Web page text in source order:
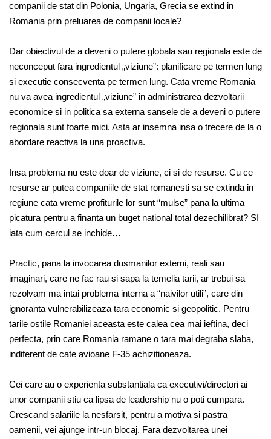
companii de stat din Polonia, Ungaria, Grecia se extind in
Romania prin preluarea de companii locale?
Dar obiectivul de a deveni o putere globala sau regionala este de
neconceput fara ingredientul „viziune”: planificare pe termen lung
si executie consecventa pe termen lung. Cata vreme Romania
nu va avea ingredientul „viziune” in administrarea dezvoltarii
economice si in politica sa externa sansele de a deveni o putere
regionala sunt foarte mici. Asta ar insemna insa o trecere de la o
abordare reactiva la una proactiva.
Insa problema nu este doar de viziune, ci si de resurse. Cu ce
resurse ar putea companiile de stat romanesti sa se extinda in
regiune cata vreme profiturile lor sunt “mulse” pana la ultima
picatura pentru a finanta un buget national total dezechilibrat? SI
iata cum cercul se inchide…
Practic, pana la invocarea dusmanilor externi, reali sau
imaginari, care ne fac rau si sapa la temelia tarii, ar trebui sa
rezolvam ma intai problema interna a “naivilor utili”, care din
ignoranta vulnerabilizeaza tara economic si geopolitic. Pentru
tarile ostile Romaniei aceasta este calea cea mai ieftina, deci
perfecta, prin care Romania ramane o tara mai degraba slaba,
indiferent de cate avioane F-35 achizitioneaza.
Cei care au o experienta substantiala ca executivi/directori ai
unor companii stiu ca lipsa de leadership nu o poti cumpara.
Crescand salariile la nesfarsit, pentru a motiva si pastra
oamenii, vei ajunge intr-un blocaj. Fara dezvoltarea unei